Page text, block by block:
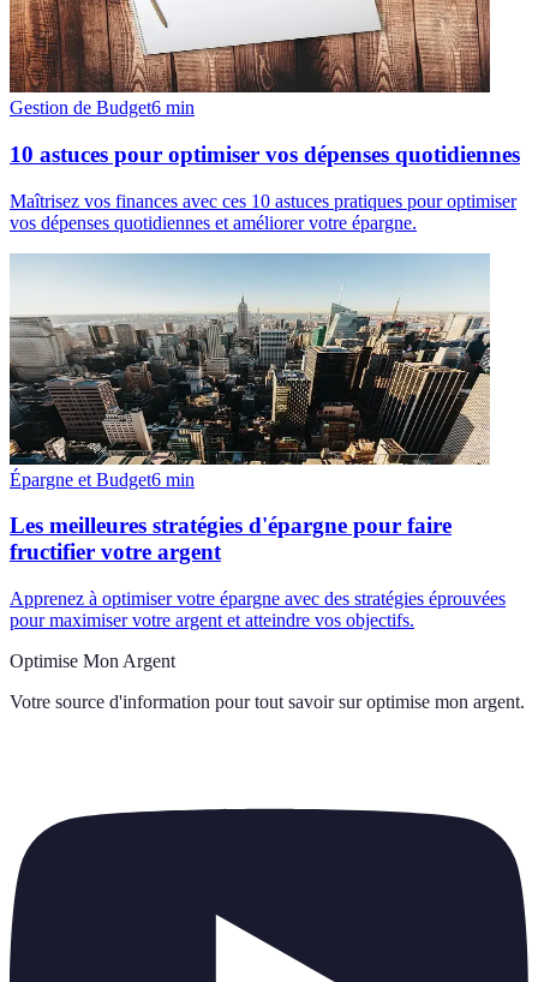
Gestion de Budget6 min
10 astuces pour optimiser vos dépenses quotidiennes
Maîtrisez vos finances avec ces 10 astuces pratiques pour optimiser
vos dépenses quotidiennes et améliorer votre épargne.
Épargne et Budget6 min
Les meilleures stratégies d'épargne pour faire
fructifier votre argent
Apprenez à optimiser votre épargne avec des stratégies éprouvées
pour maximiser votre argent et atteindre vos objectifs.
Optimise Mon Argent
Votre source d'information pour tout savoir sur optimise mon argent.